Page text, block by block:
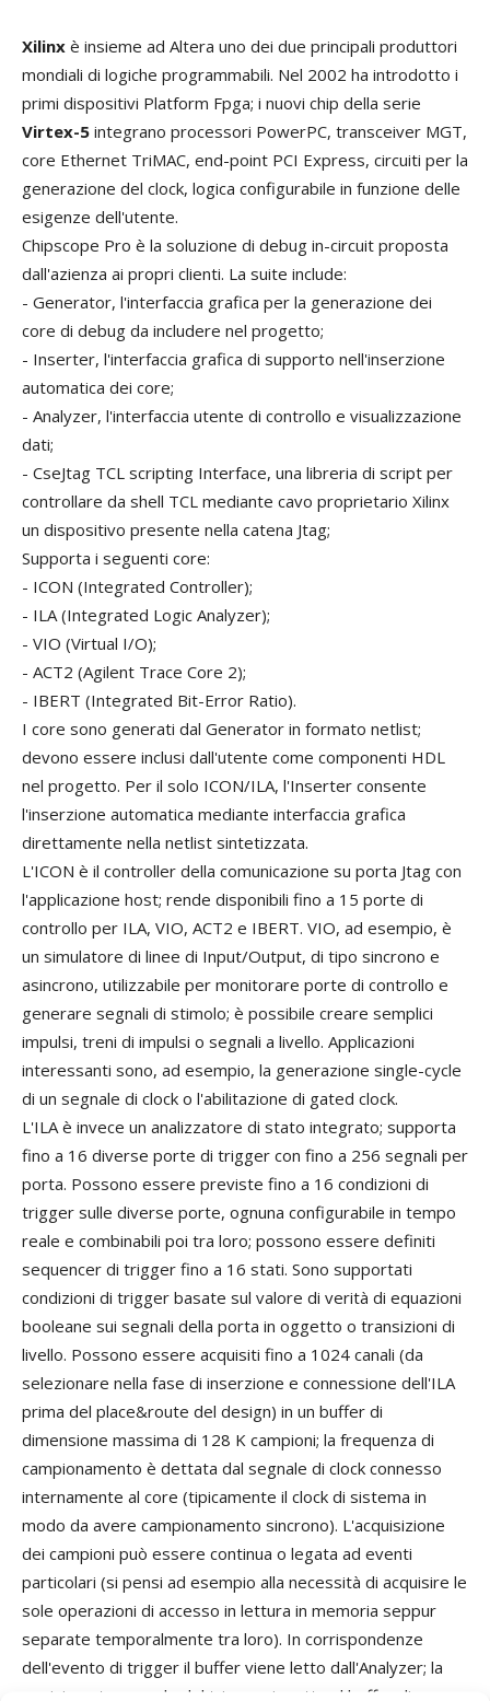
Xilinx è insieme ad Altera uno dei due principali produttori
mondiali di logiche programmabili. Nel 2002 ha introdotto i
primi dispositivi Platform Fpga; i nuovi chip della serie
Virtex-5 integrano processori PowerPC, transceiver MGT,
core Ethernet TriMAC, end-point PCI Express, circuiti per la
generazione del clock, logica configurabile in funzione delle
esigenze dell'utente.
Chipscope Pro è la soluzione di debug in-circuit proposta
dall'azienza ai propri clienti. La suite include:
- Generator, l'interfaccia grafica per la generazione dei
core di debug da includere nel progetto;
- Inserter, l'interfaccia grafica di supporto nell'inserzione
automatica dei core;
- Analyzer, l'interfaccia utente di controllo e visualizzazione
dati;
- CseJtag TCL scripting Interface, una libreria di script per
controllare da shell TCL mediante cavo proprietario Xilinx
un dispositivo presente nella catena Jtag;
Supporta i seguenti core:
- ICON (Integrated Controller);
- ILA (Integrated Logic Analyzer);
- VIO (Virtual I/O);
- ACT2 (Agilent Trace Core 2);
- IBERT (Integrated Bit-Error Ratio).
I core sono generati dal Generator in formato netlist;
devono essere inclusi dall'utente come componenti HDL
nel progetto. Per il solo ICON/ILA, l'Inserter consente
l'inserzione automatica mediante interfaccia grafica
direttamente nella netlist sintetizzata.
L'ICON è il controller della comunicazione su porta Jtag con
l'applicazione host; rende disponibili fino a 15 porte di
controllo per ILA, VIO, ACT2 e IBERT. VIO, ad esempio, è
un simulatore di linee di Input/Output, di tipo sincrono e
asincrono, utilizzabile per monitorare porte di controllo e
generare segnali di stimolo; è possibile creare semplici
impulsi, treni di impulsi o segnali a livello. Applicazioni
interessanti sono, ad esempio, la generazione single-cycle
di un segnale di clock o l'abilitazione di gated clock.
L'ILA è invece un analizzatore di stato integrato; supporta
fino a 16 diverse porte di trigger con fino a 256 segnali per
porta. Possono essere previste fino a 16 condizioni di
trigger sulle diverse porte, ognuna configurabile in tempo
reale e combinabili poi tra loro; possono essere definiti
sequencer di trigger fino a 16 stati. Sono supportati
condizioni di trigger basate sul valore di verità di equazioni
booleane sui segnali della porta in oggetto o transizioni di
livello. Possono essere acquisiti fino a 1024 canali (da
selezionare nella fase di inserzione e connessione dell'ILA
prima del place&route del design) in un buffer di
dimensione massima di 128 K campioni; la frequenza di
campionamento è dettata dal segnale di clock connesso
internamente al core (tipicamente il clock di sistema in
modo da avere campionamento sincrono). L'acquisizione
dei campioni può essere continua o legata ad eventi
particolari (si pensi ad esempio alla necessità di acquisire le
sole operazioni di accesso in lettura in memoria seppur
separate temporalmente tra loro). In corrispondenze
dell'evento di trigger il buffer viene letto dall'Analyzer; la
posizione temporale del trigger rispetto al buffer di